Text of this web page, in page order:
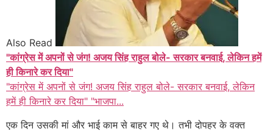
Also Read
"कांग्रेस में अपनों से जंग! अजय सिंह राहुल बोले- सरकार बनवाई, लेकिन हमें
ही किनारे कर दिया"
"कांग्रेस में अपनों से जंग! अजय सिंह राहुल बोले- सरकार बनवाई, लेकिन
हमें ही किनारे कर दिया" "भाजपा...
एक दिन उसकी मां और भाई काम से बाहर गए थे। तभी दोपहर के वक्त